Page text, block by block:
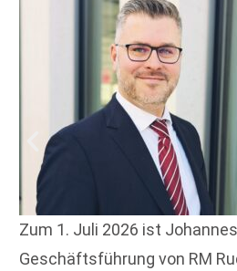
Zum 1. Juli 2026 ist
Geschäftsführung von RM